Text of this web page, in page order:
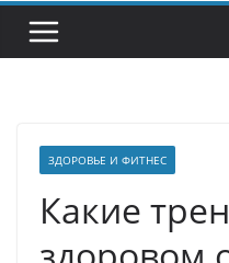
ЗДОРОВЬЕ И ФИТНЕС
Какие